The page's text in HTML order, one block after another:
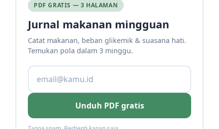
PDF GRATIS — 3 HALAMAN
Jurnal makanan mingguan
Catat makanan, beban glikemik & suasana hati.
Temukan pola dalam 3 minggu.
Unduh PDF gratis